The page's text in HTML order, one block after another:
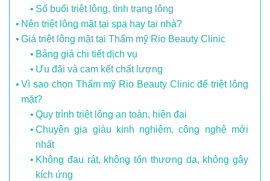
Số buổi triệt lông, tình trạng lông
Nên triệt lông mặt tại spa hay tại nhà?
Giá triệt lông mặt tại Thẩm mỹ Rio Beauty Clinic
Bảng giá chi tiết dịch vụ
Ưu đãi và cam kết chất lượng
Vì sao chọn Thẩm mỹ Rio Beauty Clinic để triệt lông
mặt?
Quy trình triệt lông an toàn, hiện đại
Chuyên gia giàu kinh nghiệm, công nghệ mới
nhất
Không đau rát, không tổn thương da, không gây
kích ứng